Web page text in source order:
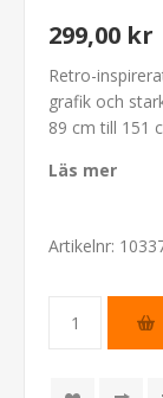
299,00 kr
Retro-
grafik och
89 cm till 151
Läs mer
Artikelnr: